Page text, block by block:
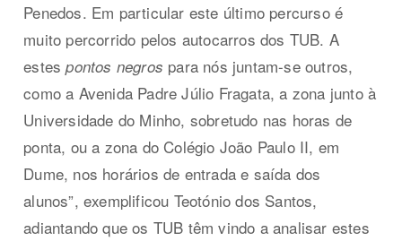
Penedos. Em particular este último percurso é
muito percorrido pelos autocarros dos TUB. A
estespontos negros para nós juntam-se outros,
como a Avenida Padre Júlio Fragata, a zona junto à
Universidade do Minho, sobretudo nas horas de
ponta, ou a zona do Colégio João Paulo II, em
Dume, nos horários de entrada e saída dos
alunos”, exemplificou Teotónio dos Santos,
adiantando que os TUB têm vindo a analisar estes